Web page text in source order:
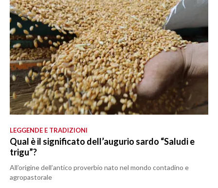
LEGGENDE E TRADIZIONI
Qual è il significato dell’augurio sardo “Saludi e
trigu”?
All’origine dell’antico proverbio nato nel mondo contadino e
agropastorale